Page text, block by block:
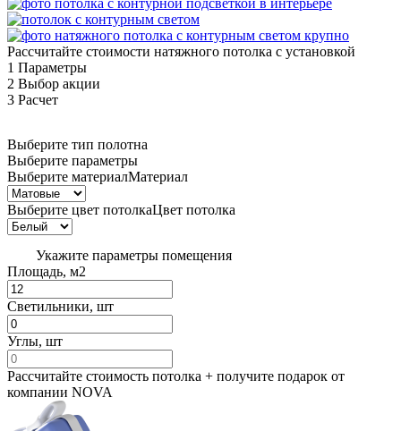
Рассчитайте стоимости натяжного потолка с установкой
1 Параметры
2 Выбор акции
3 Расчет
Выберите тип полотна
Выберите параметры
Выберите материалМатериал
Выберите цвет потолкаЦвет потолка
Укажите параметры помещения
Площадь, м2
Светильники, шт
Углы, шт
Рассчитайте стоимость потолка + получите подарок от
компании NOVA